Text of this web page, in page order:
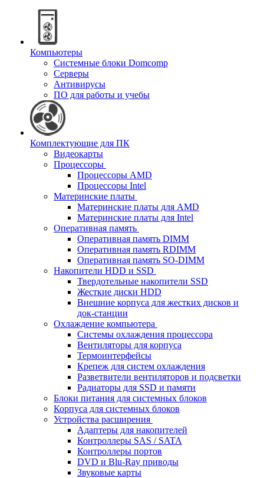
Компьютеры
Системные блоки Domcomp
Серверы
Антивирусы
ПО для работы и учебы
Комплектующие для ПК
Видеокарты
Процессоры
Процессоры AMD
Процессоры Intel
Материнские платы
Материнские платы для AMD
Материнские платы для Intel
Оперативная память
Оперативная память DIMM
Оперативная память RDIMM
Оперативная память SO-DIMM
Накопители HDD и SSD
Твердотельные накопители SSD
Жесткие диски HDD
Внешние корпуса для жестких дисков и
док-станции
Охлаждение компьютера
Системы охлаждения процессора
Вентиляторы для корпуса
Термоинтерфейсы
Крепеж для систем охлаждения
Разветвители вентиляторов и подсветки
Радиаторы для SSD и памяти
Блоки питания для системных блоков
Корпуса для системных блоков
Устройства расширения
Адаптеры для накопителей
Контроллеры SAS / SATA
Контроллеры портов
DVD и Blu-Ray приводы
Звуковые карты